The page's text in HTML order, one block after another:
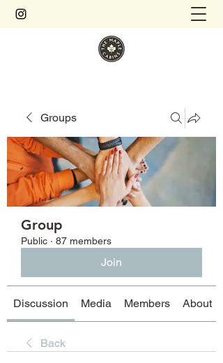
Groups
Group
Public · 87 members
Join
Discussion Media Members About
Back